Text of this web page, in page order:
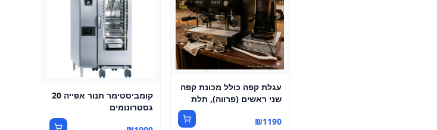
עגלת קפה כולל מכונת קפה
שני ראשים (פרווה), תלת
₪1190
קומביסטימר תנור אפייה 20
גסטרונומים